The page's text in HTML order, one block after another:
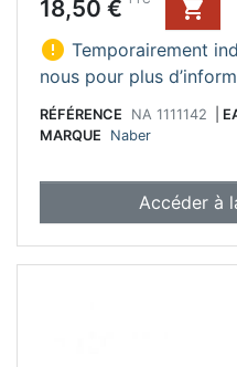
18,50 €

 Temporairement
nous pour plus
RÉFÉRENCE NA 1111142
MARQUE
Naber
Accéder à